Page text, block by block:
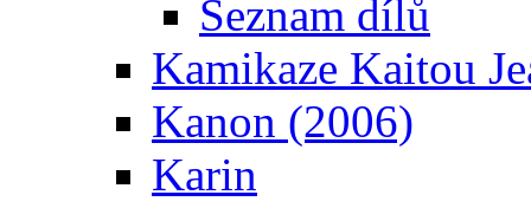
Seznam dílů
Kamikaze Kaitou
Kanon (2006)
Karin